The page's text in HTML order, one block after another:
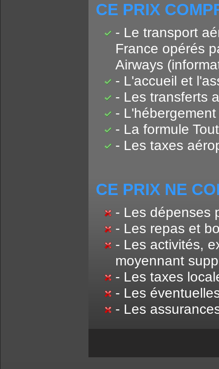
CE PRIX
- Le transport
France opérés
Airways
- L'accueil et
- Les transferts
-
- La formule
- Les taxes
CE PRIX NE
- Les dépenses
- Les repas et
- Les activités,
moyennant
- Les taxes
- Les
- Les